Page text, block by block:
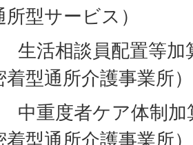
型サービス）
活相談員配置等加
着型通所介護事業所）
重度者ケア体制加
着型通所介護事業所）